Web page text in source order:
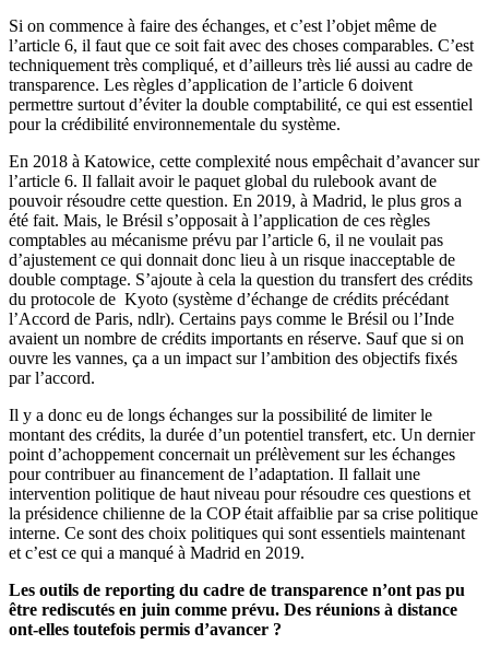
Si on commence à faire des échanges, et c’est l’objet même de
l’article 6, il faut que ce soit fait avec des choses comparables. C’est
techniquement très compliqué, et d’ailleurs très lié aussi au cadre de
transparence. Les règles d’application de l’article 6 doivent
permettre surtout d’éviter la double comptabilité, ce qui est essentiel
pour la crédibilité environnementale du système.
En 2018 à Katowice, cette complexité nous empêchait d’avancer sur
l’article 6. Il fallait avoir le paquet global du rulebook avant de
pouvoir résoudre cette question. En 2019, à Madrid, le plus gros a
été fait. Mais, le Brésil s’opposait à l’application de ces règles
comptables au mécanisme prévu par l’article 6, il ne voulait pas
d’ajustement ce qui donnait donc lieu à un risque inacceptable de
double comptage. S’ajoute à cela la question du transfert des crédits
du protocole de Kyoto (système d’échange de crédits précédant
l’Accord de Paris, ndlr). Certains pays comme le Brésil ou l’Inde
avaient un nombre de crédits importants en réserve. Sauf que si on
ouvre les vannes, ça a un impact sur l’ambition des objectifs fixés
par l’accord.
Il y a donc eu de longs échanges sur la possibilité de limiter le
montant des crédits, la durée d’un potentiel transfert, etc. Un dernier
point d’achoppement concernait un prélèvement sur les échanges
pour contribuer au financement de l’adaptation. Il fallait une
intervention politique de haut niveau pour résoudre ces questions et
la présidence chilienne de la COP était affaiblie par sa crise politique
interne. Ce sont des choix politiques qui sont essentiels maintenant
et c’est ce qui a manqué à Madrid en 2019.
Les outils de reporting du cadre de transparence n’ont pas pu
être rediscutés en juin comme prévu. Des réunions à distance
ont-elles toutefois permis d’avancer ?